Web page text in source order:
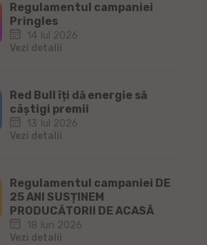
Regulamentul campaniei
Pringles
14 Iul 2026
Vezi detalii
Red Bull îți dă energie să
câștigi premii
13 Iul 2026
Vezi detalii
Regulamentul campaniei DE
25 ANI SUSȚINEM
PRODUCĂTORII DE ACASĂ
18 Iun 2026
Vezi detalii